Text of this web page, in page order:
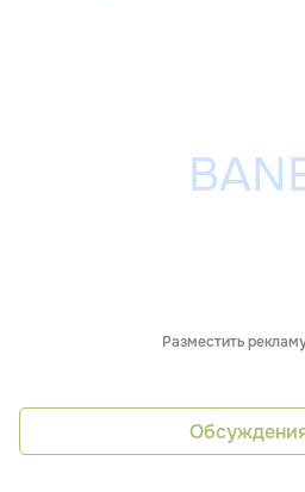
Разместить